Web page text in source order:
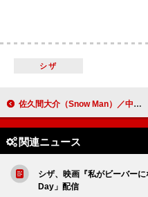
シザ
佐久間大介（Snow Man）／中本悠太（NCT）ら出演映画『スペシャルズ』、スペシャル映像＆入プレ第2弾が解禁
関連ニュース
シザ、映画『私がビーバー
Day」配信